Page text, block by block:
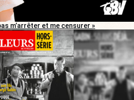
m’arrêter et me censurer »